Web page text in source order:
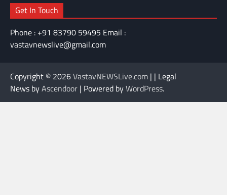
Get In Touch
Phone : +91 83790 59495 Email :
vastavnewslive@gmail.com
Copyright © 2026VastavNEWSLive.com | | Legal
News byAscendoor | Powered byWordPress.